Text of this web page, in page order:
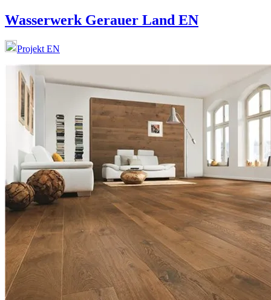
Wasserwerk Gerauer Land EN
Projekt EN